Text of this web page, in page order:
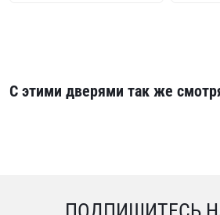
С этими дверями так же